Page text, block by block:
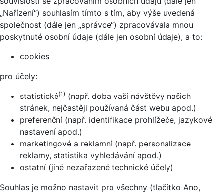
„Nařízení“) souhlasím tímto s tím, aby výše uvedená
společnost (dále jen „správce“) zpracovávala mnou
poskytnuté osobní údaje (dále jen osobní údaje), a to:
cookies
pro účely:
statistické(1) (např. doba vaší návštěvy našich
stránek, nejčastěji používaná část webu apod.)
preferenční (např. identifikace prohlížeče, jazykové
nastavení apod.)
marketingové a reklamní (např. personalizace
reklamy, statistika vyhledávání apod.)
ostatní (jiné nezařazené technické účely)
Souhlas je možno nastavit pro všechny (tlačítko Ano,